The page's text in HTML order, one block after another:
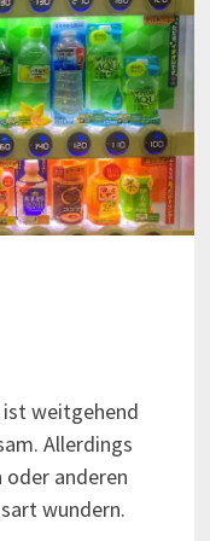
ist weitgehend
Allerdings
oder anderen
wundern.